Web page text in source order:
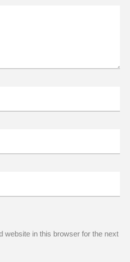
website in this browser for the next